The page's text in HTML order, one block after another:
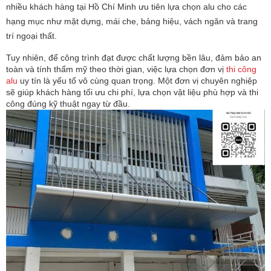
nhiều khách hàng tại Hồ Chí Minh ưu tiên lựa chọn alu cho các
hạng mục như mặt dựng, mái che, bảng hiệu, vách ngăn và trang
trí ngoại thất.
Tuy nhiên, để công trình đạt được chất lượng bền lâu, đảm bảo an
toàn và tính thẩm mỹ theo thời gian, việc lựa chọn đơn vị thi công
alu uy tín là yếu tố vô cùng quan trọng. Một đơn vị chuyên nghiệp
sẽ giúp khách hàng tối ưu chi phí, lựa chọn vật liệu phù hợp và thi
công đúng kỹ thuật ngay từ đầu.